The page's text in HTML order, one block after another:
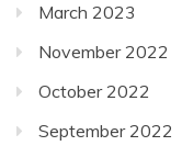
March 2023
November 2022
October 2022
September 2022